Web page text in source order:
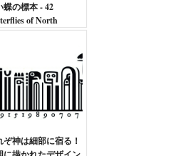
蝶の標本 - 42
of North
ぞ神は細部に宿る！